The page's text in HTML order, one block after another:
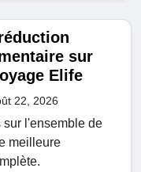
sur
Elife
22, 2026
sur l'ensemble de
meilleure